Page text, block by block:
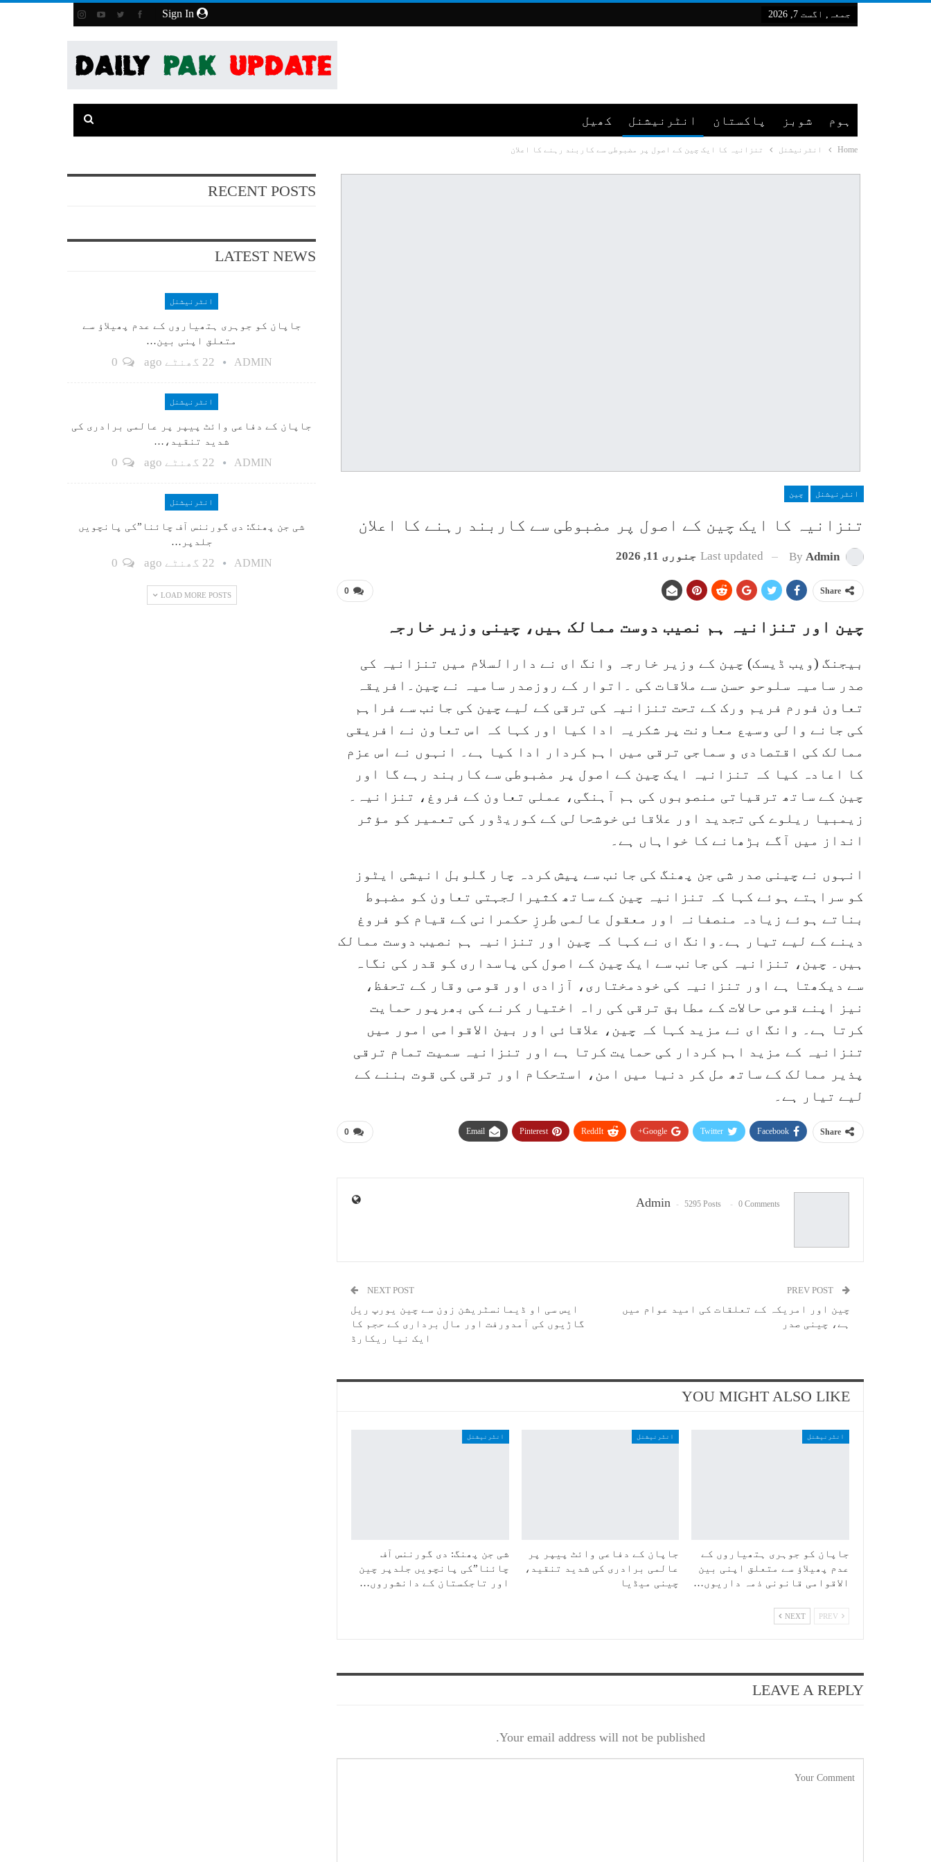
جمعہ, اگست 7, 2026
ہوم شوبز پاکستان انٹرنیشنل کھیل
Home انٹرنیشنل تنزانیہ کا ایک چین کے اصول پر مضبوطی سے کاربند رہنے کا اعلان
انٹرنیشنل چین
تنزانیہ کا ایک چین کے اصول پر مضبوطی سے کاربند رہنے کا اعلان
By Admin
Last updated جنوری 11, 2026
0 Share
چین اور تنزانیہ ہم نصیب دوست ممالک ہیں، چینی وزیر خارجہ
بیجنگ (ویب ڈیسک) چین کے وزیر خارجہ وانگ ای نے دارالسلام میں تنزانیہ کی
صدر سامیہ سلوحو حسن سے ملاقات کی ۔اتوار کے روزصدر سامیہ نے چین۔افریقہ
تعاون فورم فریم ورک کے تحت تنزانیہ کی ترقی کے لیے چین کی جانب سے فراہم
کی جانے والی وسیع معاونت پر شکریہ ادا کیا اور کہا کہ اس تعاون نے افریقی
ممالک کی اقتصادی و سماجی ترقی میں اہم کردار ادا کیا ہے۔ انہوں نے اس عزم
کا اعادہ کیا کہ تنزانیہ ایک چین کے اصول پر مضبوطی سے کاربند رہے گا اور
چین کے ساتھ ترقیاتی منصوبوں کی ہم آہنگی، عملی تعاون کے فروغ، تنزانیہ۔
زیمبیا ریلوے کی تجدید اور علاقائی خوشحالی کے کوریڈور کی تعمیر کو مؤثر
انداز میں آگے بڑھانے کا خواہاں ہے۔
انہوں نے چینی صدر شی جن پھنگ کی جانب سے پیش کردہ چار گلوبل انیشی ایٹوز
کو سراہتے ہوئے کہا کہ تنزانیہ چین کے ساتھ کثیرالجہتی تعاون کو مضبوط
بناتے ہوئے زیادہ منصفانہ اور معقول عالمی طرزِ حکمرانی کے قیام کو فروغ
دینے کے لیے تیار ہے۔وانگ ای نے کہا کہ چین اور تنزانیہ ہم نصیب دوست ممالک
ہیں۔ چین، تنزانیہ کی جانب سے ایک چین کے اصول کی پاسداری کو قدر کی نگاہ
سے دیکھتا ہے اور تنزانیہ کی خودمختاری، آزادی اور قومی وقار کے تحفظ،
نیز اپنے قومی حالات کے مطابق ترقی کی راہ اختیار کرنے کی بھرپور حمایت
کرتا ہے۔ وانگ ای نے مزید کہا کہ چین، علاقائی اور بین الاقوامی امور میں
تنزانیہ کے مزید اہم کردار کی حمایت کرتا ہے اور تنزانیہ سمیت تمام ترقی
پذیر ممالک کے ساتھ مل کر دنیا میں امن، استحکام اور ترقی کی قوت بننے کے
لیے تیار ہے۔
0 Share
Facebook
Twitter
Google+
ReddIt
Pinterest
Email
Admin 5295 Posts 0 Comments
چین اور امریکہ کے تعلقات کی امید عوام میں
ہے، چینی صدر
NEXT POST
ایس سی او ڈیمانسٹریشن زون سے چین یورپ ریل
گاڑیوں کی آمدورفت اور مال برداری کے حجم کا
ایک نیا ریکارڈ
YOU MIGHT ALSO LIKE
انٹرنیشنل
جاپان کو جوہری ہتھیاروں کے
عدم پھیلاؤ سے متعلق اپنی بین
الاقوامی قانونی ذمہ داریوں…
انٹرنیشنل
جاپان کے دفاعی وائٹ پیپر پر
عالمی برادری کی شدید تنقید،
چینی میڈیا
انٹرنیشنل
شی جن پھنگ: دی گورننس آف
چائنا”کی پانچویں جلدپر چین
اور تاجکستان کے دانشوروں…
NEXT
LEAVE A REPLY
Your email address will not be published.
RECENT POSTS
LATEST NEWS
انٹرنیشنل
جاپان کو جوہری ہتھیاروں کے عدم پھیلاؤ سے
متعلق اپنی بین…
ADMIN 22 گھنٹے ago
انٹرنیشنل
جاپان کے دفاعی وائٹ پیپر پر عالمی برادری کی
شدید تنقید،…
ADMIN 22 گھنٹے ago
انٹرنیشنل
شی جن پھنگ: دی گورننس آف چائنا”کی پانچویں
جلدپر…
ADMIN 22 گھنٹے ago
LOAD MORE POSTS